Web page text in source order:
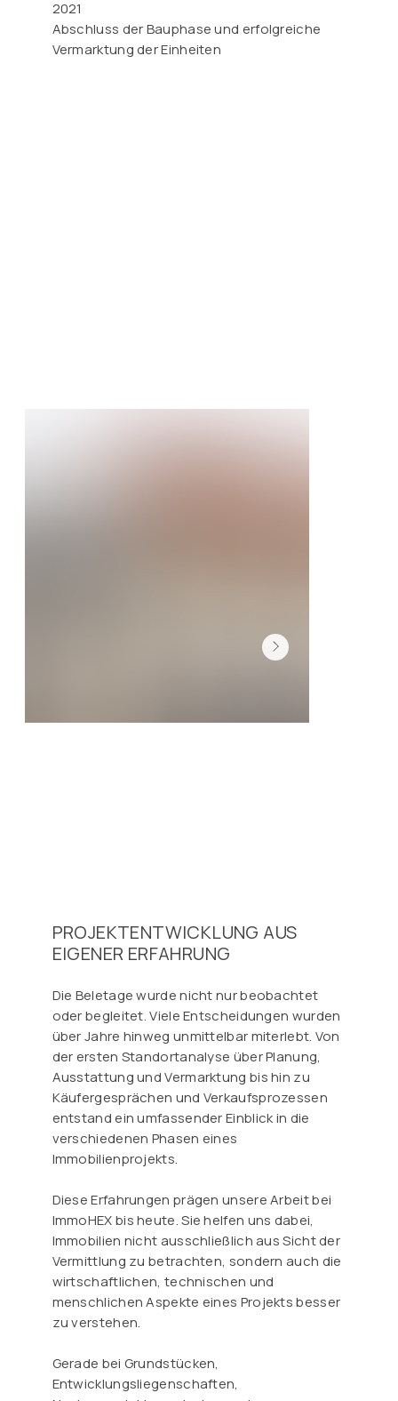
2021
Abschluss der Bauphase und erfolgreiche
Vermarktung der Einheiten
PROJEKTENTWICKLUNG AUS
EIGENER ERFAHRUNG
Die Beletage wurde nicht nur beobachtet
oder begleitet. Viele Entscheidungen wurden
über Jahre hinweg unmittelbar miterlebt. Von
der ersten Standortanalyse über Planung,
Ausstattung und Vermarktung bis hin zu
Käufergesprächen und Verkaufsprozessen
entstand ein umfassender Einblick in die
verschiedenen Phasen eines
Immobilienprojekts.
Diese Erfahrungen prägen unsere Arbeit bei
ImmoHEX bis heute. Sie helfen uns dabei,
Immobilien nicht ausschließlich aus Sicht der
Vermittlung zu betrachten, sondern auch die
wirtschaftlichen, technischen und
menschlichen Aspekte eines Projekts besser
zu verstehen.
Gerade bei Grundstücken,
Entwicklungsliegenschaften,